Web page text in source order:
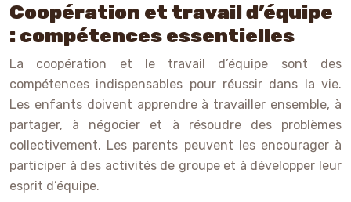
Coopération et travail d’équipe
: compétences essentielles
La coopération et le travail d’équipe sont des
compétences indispensables pour réussir dans la vie.
Les enfants doivent apprendre à travailler ensemble, à
partager, à négocier et à résoudre des problèmes
collectivement. Les parents peuvent les encourager à
participer à des activités de groupe et à développer leur
esprit d’équipe.